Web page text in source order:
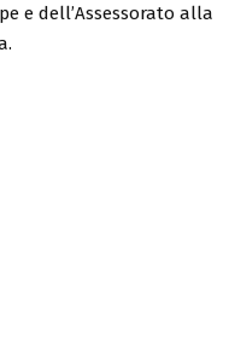
e dell’Assessorato alla